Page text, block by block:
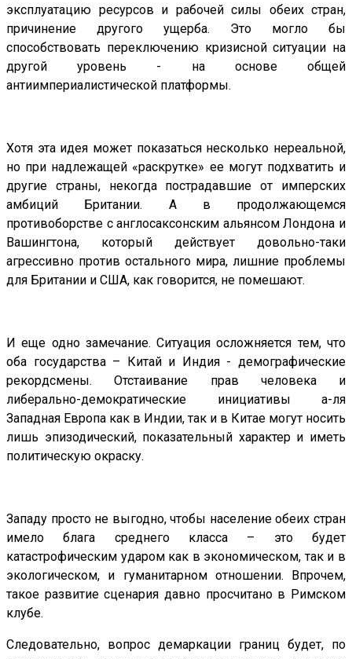
эксплуатацию ресурсов и рабочей силы обеих стран,
причинение другого ущерба. Это могло бы
способствовать переключению кризисной ситуации на
другой уровень - на основе общей
антиимпериалистической платформы.
Хотя эта идея может показаться несколько нереальной,
но при надлежащей «раскрутке» ее могут подхватить и
другие страны, некогда пострадавшие от имперских
амбиций Британии. А в продолжающемся
противоборстве с англосаксонским альянсом Лондона и
Вашингтона, который действует довольно-таки
агрессивно против остального мира, лишние проблемы
для Британии и США, как говорится, не помешают.
И еще одно замечание. Ситуация осложняется тем, что
оба государства – Китай и Индия - демографические
рекордсмены. Отстаивание прав человека и
либерально-демократические инициативы а-ля
Западная Европа как в Индии, так и в Китае могут носить
лишь эпизодический, показательный характер и иметь
политическую окраску.
Западу просто не выгодно, чтобы население обеих стран
имело блага среднего класса – это будет
катастрофическим ударом как в экономическом, так и в
экологическом, и гуманитарном отношении. Впрочем,
такое развитие сценария давно просчитано в Римском
клубе.
Следовательно, вопрос демаркации границ будет, по